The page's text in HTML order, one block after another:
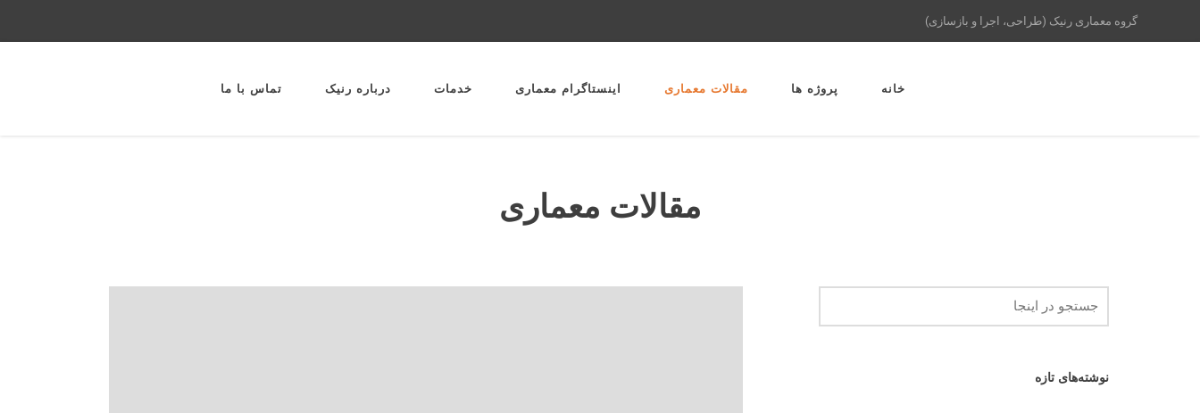
گروه معماری رنیک (طراحی، اجرا و بازسازی)
خانه پروژه ها مقالات معماری اینستاگرام معماری خدمات درباره رنیک تماس با ما
مقالات معماری
نوشته‌های تازه